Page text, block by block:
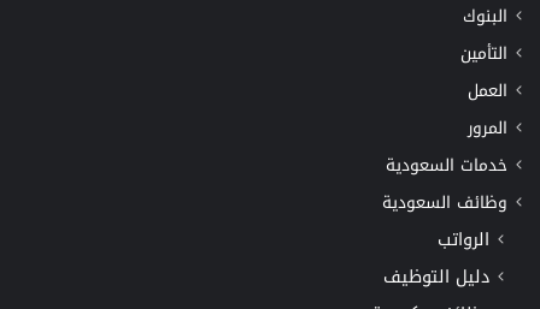
البنوك
التأمين
العمل
المرور
خدمات السعودية
وظائف السعودية
الرواتب
دليل التوظيف